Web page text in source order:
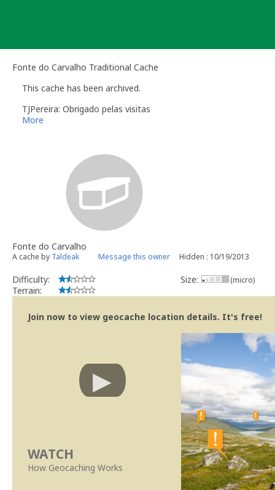
Fonte do Carvalho Traditional Cache
This cache has been archived.
TJPereira: Obrigado pelas visitas
More
Fonte do Carvalho
A cache by Taldeak Message this owner Hidden : 10/19/2013
Difficulty:
Terrain:
Size: (micro)
Join now to view geocache location details. It's free!
WATCH
How Geocaching Works